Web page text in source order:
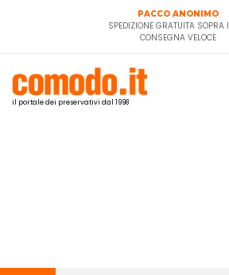
PACCO ANONIMO
SPEDIZIONE GRATUITA SOPRA I
CONSEGNA VELOCE
il portale dei preservativi dal 1998